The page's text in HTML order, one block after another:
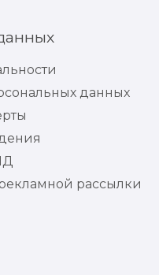
данных
рассылки